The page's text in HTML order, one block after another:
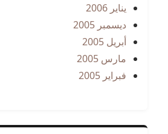
يناير 2006
ديسمبر 2005
أبريل 2005
مارس 2005
فبراير 2005